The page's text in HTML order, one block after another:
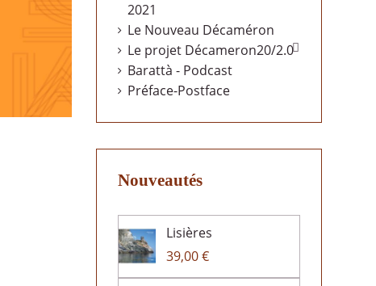
2021
Le Nouveau Décaméron
Le projet Décameron20/2.0
Barattà - Podcast
Préface-Postface
Nouveautés
Lisières
39,00 €